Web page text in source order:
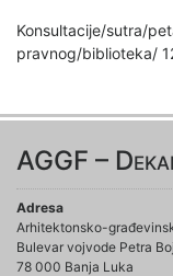
Konsultacije/sutra/
pravnog/biblioteka/
AGGF –
Adresa
Arhitektonsko-
Bulevar vojvode Petra
78 000 Banja Luka